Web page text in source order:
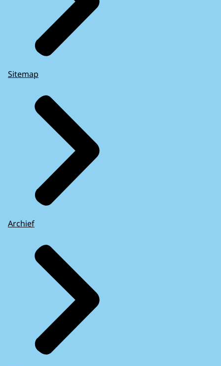
Sitemap
Archief